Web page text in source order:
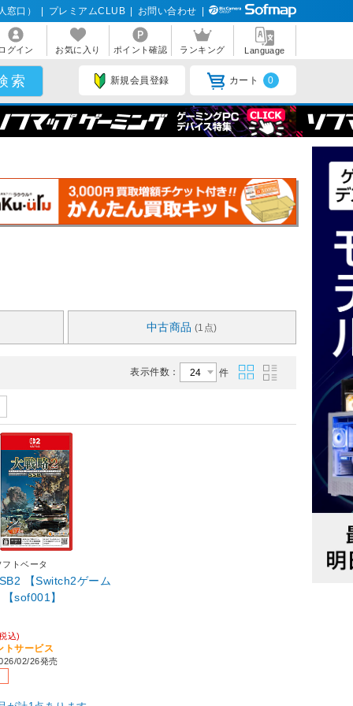
窓口） プレミアムCLUB お問い合わせ
ログイン お気に入り ポイント確認 ランキング Language
新規会員登録 カート 0
中古商品 (1点)
表示件数： 件
トベータ
【Switch2ゲーム
sof001】
込)
トサービス
02/26発売